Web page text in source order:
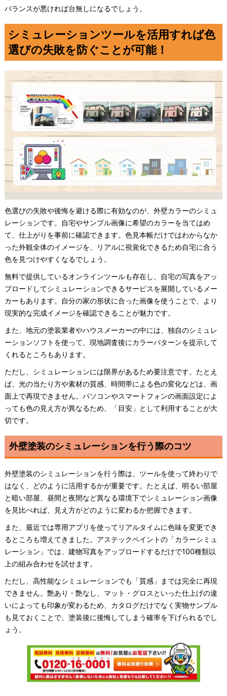
バランスが悪ければ台無しになるでしょう。
シミュレーションツールを活用すれば色
選びの失敗を防ぐことが可能！
色選びの失敗や後悔を避ける際に有効なのが、外壁カラーのシミュ
レーションです。自宅やサンプル画像に希望のカラーを当てはめ
て、仕上がりを事前に確認できます。色見本帳だけではわからなか
った外観全体のイメージを、リアルに視覚化できるため自宅に合う
色を見つけやすくなるでしょう。
無料で提供しているオンラインツールも存在し、自宅の写真をアッ
プロードしてシミュレーションできるサービスを展開しているメー
カーもあります。自分の家の形状に合った画像を使うことで、より
現実的な完成イメージを確認できることが魅力です。
また、地元の塗装業者やハウスメーカーの中には、独自のシミュレ
ーションソフトを使って、現地調査後にカラーパターンを提示して
くれるところもあります。
ただし、シミュレーションには限界があるため要注意です。たとえ
ば、光の当たり方や素材の質感、時間帯による色の変化などは、画
面上で再現できません。パソコンやスマートフォンの画面設定によ
っても色の見え方が異なるため、「目安」として利用することが大
切です。
外壁塗装のシミュレーションを行う際のコツ
外壁塗装のシミュレーションを行う際は、ツールを使って終わりで
はなく、どのように活用するかが重要です。たとえば、明るい部屋
と暗い部屋、昼間と夜間など異なる環境下でシミュレーション画像
を見比べれば、見え方がどのように変わるか把握できます。
また、最近では専用アプリを使ってリアルタイムに色味を変更でき
るところも増えてきました。アステックペイントの「カラーシミュ
レーション」では、建物写真をアップロードするだけで100種類以
上の組み合わせを試せます。
ただし、高性能なシミュレーションでも「質感」までは完全に再現
できません。艶あり・艶なし、マット・グロスといった仕上げの違
いによっても印象が変わるため、カタログだけでなく実物サンプル
も見ておくことで、塗装後に後悔してしまう確率を下げられるでし
ょう。